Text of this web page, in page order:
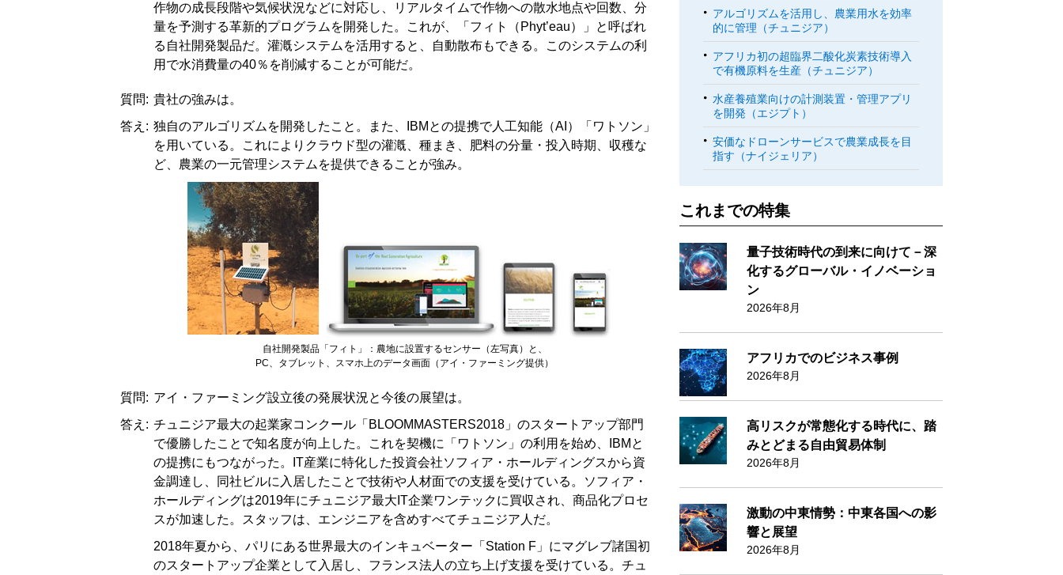
作物の成長段階や気候状況などに対応し、リアルタイムで作物への散水地点や回数、分
量を予測する革新的プログラムを開発した。これが、「フィト（Phyt’eau）」と呼ばれ
る自社開発製品だ。灌漑システムを活用すると、自動散布もできる。このシステムの利
用で水消費量の40％を削減することが可能だ。
質問: 貴社の強みは。
答え: 独自のアルゴリズムを開発したこと。また、IBMとの提携で人工知能（AI）「ワトソン」
を用いている。これによりクラウド型の灌漑、種まき、肥料の分量・投入時期、収穫な
ど、農業の一元管理システムを提供できることが強み。
自社開発製品「フィト」：農地に設置するセンサー（左写真）と、
PC、タブレット、スマホ上のデータ画面（アイ・ファーミング提供）
質問: アイ・ファーミング設立後の発展状況と今後の展望は。
答え: チュニジア最大の起業家コンクール「BLOOMMASTERS2018」のスタートアップ部門
で優勝したことで知名度が向上した。これを契機に「ワトソン」の利用を始め、IBMと
の提携にもつながった。IT産業に特化した投資会社ソフィア・ホールディングスから資
金調達し、同社ビルに入居したことで技術や人材面での支援を受けている。ソフィア・
ホールディングは2019年にチュニジア最大IT企業ワンテックに買収され、商品化プロセ
スが加速した。スタッフは、エンジニアを含めすべてチュニジア人だ。
2018年夏から、パリにある世界最大のインキュベーター「Station F」にマグレブ諸国初
のスタートアップ企業として入居し、フランス法人の立ち上げ支援を受けている。チュ
アルゴリズムを活用し、農業用水を効率
的に管理（チュニジア）
アフリカ初の超臨界二酸化炭素技術導入
で有機原料を生産（チュニジア）
水産養殖業向けの計測装置・管理アプリ
を開発（エジプト）
安価なドローンサービスで農業成長を目
指す（ナイジェリア）
これまでの特集
量子技術時代の到来に向けて－深
化するグローバル・イノベーショ
ン
2026年8月
アフリカでのビジネス事例
2026年8月
高リスクが常態化する時代に、踏
みとどまる自由貿易体制
2026年8月
激動の中東情勢：中東各国への影
響と展望
2026年8月